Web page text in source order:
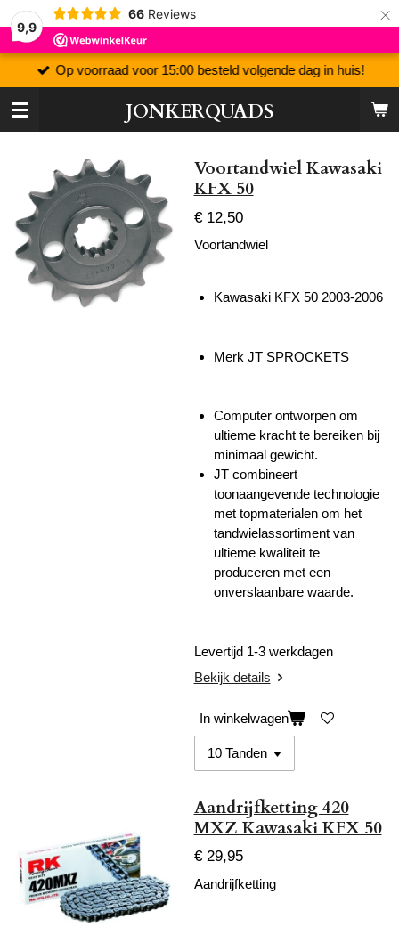
9,9
66 Reviews ×
JONKERQUADS
Op voorraad voor 15:00 besteld volgende dag in huis!
Voortandwiel Kawasaki
KFX 50
€ 12,50
Voortandwiel
Kawasaki KFX 50 2003-2006
Merk JT SPROCKETS
Computer ontworpen om
ultieme kracht te bereiken bij
minimaal gewicht.
JT combineert
toonaangevende technologie
met topmaterialen om het
tandwielassortiment van
ultieme kwaliteit te
produceren met een
onverslaanbare waarde.
Levertijd 1-3 werkdagen
Bekijk details
In winkelwagen
Aandrijfketting 420
MXZ Kawasaki KFX 50
€ 29,95
Aandrijfketting